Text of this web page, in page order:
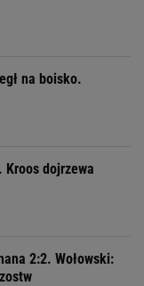
na boisko.
Kroos dojrzewa
2:2. Wołowski: